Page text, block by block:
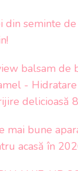
din seminte
balsam de
-
delicioasă 8
mai bune
acasă în